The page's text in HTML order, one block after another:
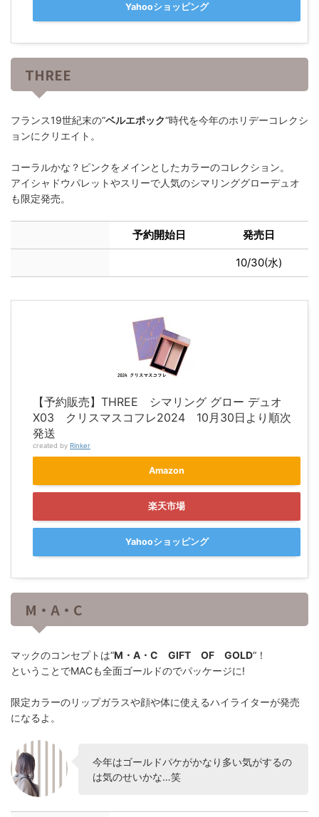
Yahooショッピング
THREE
フランス19世紀末の“ベルエポック“時代を今年のホリデーコレクシ
ョンにクリエイト。
コーラルかな？ピンクをメインとしたカラーのコレクション。
アイシャドウパレットやスリーで人気のシマリンググローデュオ
も限定発売。
予約開始日 発売日
10/30(水)
【予約販売】THREE シマリング グロー デュオ
X03 クリスマスコフレ2024 10月30日より順次
発送
created by Rinker
Amazon
楽天市場
Yahooショッピング
M・A・C
マックのコンセプトは“M・A・C GIFT OF GOLD“！
ということでMACも全面ゴールドのでパッケージに!
限定カラーのリップガラスや顔や体に使えるハイライターが発売
になるよ。
今年はゴールドパケがかなり多い気がするの
は気のせいかな…笑